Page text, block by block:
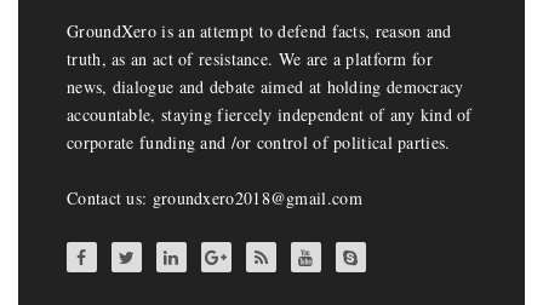
GroundXero is an attempt to defend facts, reason and
truth, as an act of resistance. We are a platform for
news, dialogue and debate aimed at holding democracy
accountable, staying fiercely independent of any kind of
corporate funding and /or control of political parties.
Contact us: groundxero2018@gmail.com